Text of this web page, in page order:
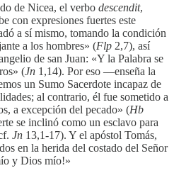
de Nicea, el verbo descendit,
con expresiones fuertes este
a sí mismo, tomando la condición
a los hombres» (Flp 2,7), así
de san Juan: «Y la Palabra se
(Jn 1,14). Por eso —enseña la
un Sumo Sacerdote incapaz de
al contrario, él fue sometido a
a excepción del pecado» (Hb
se inclinó como un esclavo para
Jn 13,1-17). Y el apóstol Tomás,
en la herida del costado del Señor
y Dios mío!»